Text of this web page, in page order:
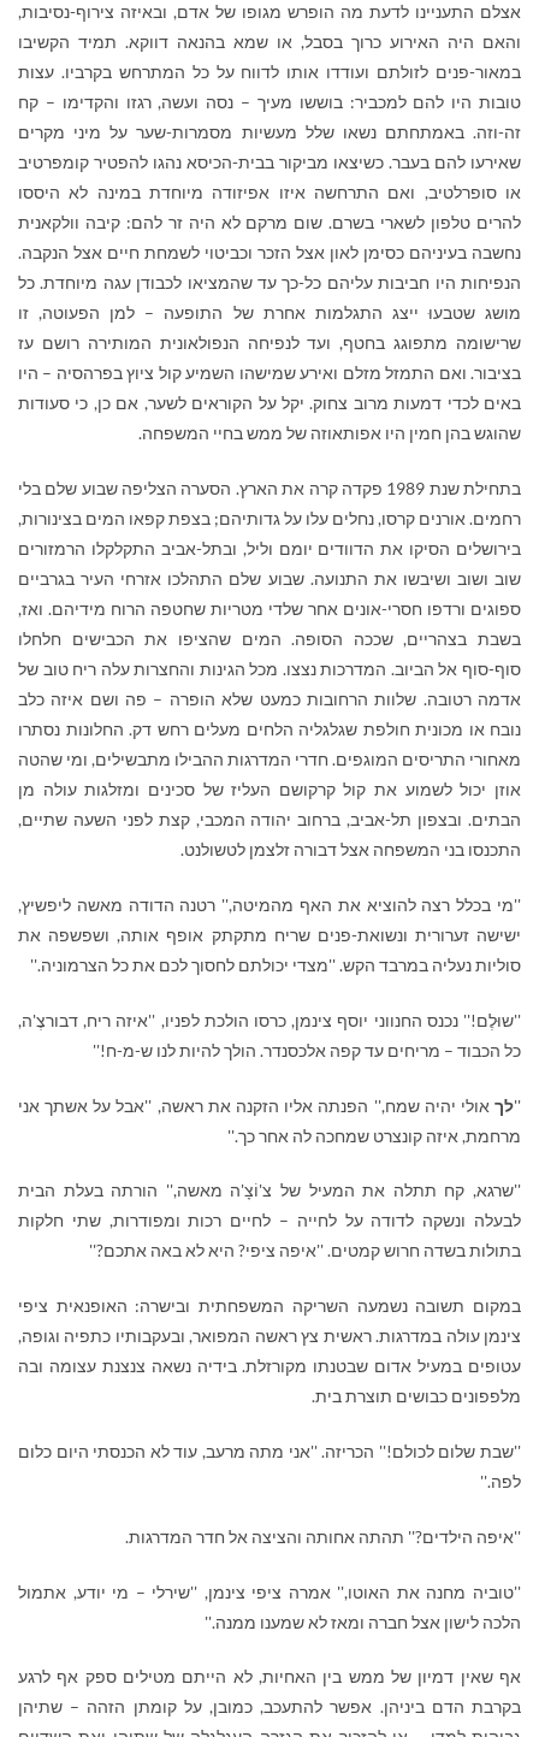
אצלם התעניינו לדעת מה הופרש מגופו של אדם, ובאיזה צירוף-נסיבות,
והאם היה האירוע כרוך בסבל, או שמא בהנאה דווקא. תמיד הקשיבו
במאור-פנים לזולתם ועודדו אותו לדווח על כל המתרחש בקרביו. עצות
טובות היו להם למכביר: בוששו מעיך – נסה ועשה, רגזו והקדימו – קח
זה-וזה. באמתחתם נשאו שלל מעשיות מסמרות-שער על מיני מקרים
שאירעו להם בעבר. כשיצאו מביקור בבית-הכיסא נהגו להפטיר קומפרטיב
או סופרלטיב, ואם התרחשה איזו אפיזודה מיוחדת במינה לא היססו
להרים טלפון לשארי בשרם. שום מרקם לא היה זר להם: קיבה וולקאנית
נחשבה בעיניהם כסימן לאון אצל הזכר וכביטוי לשמחת חיים אצל הנקבה.
הנפיחות היו חביבות עליהם כל-כך עד שהמציאו לכבודן עגה מיוחדת. כל
מושג שטבעוּ ייצג התגלמות אחרת של התופעה – למן הפעוטה, זו
שרישומה מתפוגג בחטף, ועד לנפיחה הנפולאונית המותירה רושם עז
בציבור. ואם התמזל מזלם ואירע שמישהו השמיע קול ציוץ בפרהסיה – היו
באים לכדי דמעות מרוב צחוק. יקל על הקוראים לשער, אם כן, כי סעודות
שהוגש בהן חמין היו אפותאוזה של ממש בחיי המשפחה.
בתחילת שנת 1989 פקדה קרה את הארץ. הסערה הצליפה שבוע שלם בלי
רחמים. אורנים קרסו, נחלים עלו על גדותיהם; בצפת קפאו המים בצינורות,
בירושלים הסיקו את הדוודים יומם וליל, ובתל-אביב התקלקלו הרמזורים
שוב ושוב ושיבשו את התנועה. שבוע שלם התהלכו אזרחי העיר בגרביים
ספוגים ורדפו חסרי-אונים אחר שלדי מטריות שחטפה הרוח מידיהם. ואז,
בשבת בצהריים, שככה הסופה. המים שהציפו את הכבישים חלחלו
סוף-סוף אל הביוב. המדרכות נצצו. מכל הגינות והחצרות עלה ריח טוב של
אדמה רטובה. שלוות הרחובות כמעט שלא הופרה – פה ושם איזה כלב
נובח או מכונית חולפת שגלגליה הלחים מעלים רחש דק. החלונות נסתרו
מאחורי התריסים המוגפים. חדרי המדרגות ההבילו מתבשילים, ומי שהטה
אוזן יכול לשמוע את קול קרקושם העליז של סכינים ומזלגות עולה מן
הבתים. ובצפון תל-אביב, ברחוב יהודה המכבי, קצת לפני השעה שתיים,
התכנסו בני המשפחה אצל דבורה זלצמן לטשולנט.
''מי בכלל רצה להוציא את האף מהמיטה,'' רטנה הדודה מאשה ליפשיץ,
ישישה זערורית ונשואת-פנים שריח מתקתק אופף אותה, ושפשפה את
סוליות נעליה במרבד הקש. ''מצדי יכולתם לחסוך לכם את כל הצרמוניה.''
''שוּלֶם!'' נכנס החנווני יוסף צינמן, כרסו הולכת לפניו, ''איזה ריח, דבורצֶ'ה,
כל הכבוד – מריחים עד קפה אלכסנדר. הולך להיות לנו ש-מ-ח!''
''לך אולי יהיה שמח,'' הפנתה אליו הזקנה את ראשה, ''אבל על אשתך אני
מרחמת, איזה קונצרט שמחכה לה אחר כך.''
''שרגא, קח תתלה את המעיל של צ'וֹצָ'ה מאשה,'' הורתה בעלת הבית
לבעלה ונשקה לדודה על לחייה – לחיים רכות ומפודרות, שתי חלקות
בתולות בשדה חרוש קמטים. ''איפה ציפי? היא לא באה אתכם?''
במקום תשובה נשמעה השריקה המשפחתית ובישרה: האופנאית ציפי
צינמן עולה במדרגות. ראשית צץ ראשה המפואר, ובעקבותיו כתפיה וגופה,
עטופים במעיל אדום שבטנתו מקורזלת. בידיה נשאה צנצנת עצומה ובה
מלפפונים כבושים תוצרת בית.
''שבת שלום לכולם!'' הכריזה. ''אני מתה מרעב, עוד לא הכנסתי היום כלום
לפה.''
''איפה הילדים?'' תהתה אחותה והציצה אל חדר המדרגות.
''טוביה מחנה את האוטו,'' אמרה ציפי צינמן, ''שירלי – מי יודע, אתמול
הלכה לישון אצל חברה ומאז לא שמענו ממנה.''
אף שאין דמיון של ממש בין האחיות, לא הייתם מטילים ספק אף לרגע
בקרבת הדם ביניהן. אפשר להתעכב, כמובן, על קומתן הזהה – שתיהן